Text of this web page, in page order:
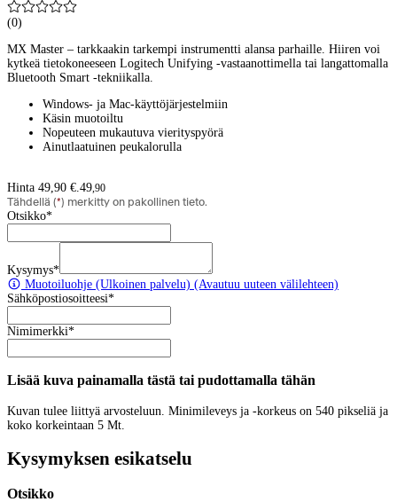
(0)
MX Master – tarkkaakin tarkempi instrumentti alansa parhaille. Hiiren voi
kytkeä tietokoneeseen Logitech Unifying -vastaanottimella tai langattomalla
Bluetooth Smart -tekniikalla.
Windows- ja Mac-käyttöjärjestelmiin
Käsin muotoiltu
Nopeuteen mukautuva vierityspyörä
Ainutlaatuinen peukalorulla
Hinta 49,90 €. 49,90
Tähdellä (*) merkitty on pakollinen tieto.
Otsikko*
Kysymys*
Muotoiluohje (Ulkoinen palvelu) (Avautuu uuteen välilehteen)
Sähköpostiosoitteesi*
Nimimerkki*
Lisää kuva painamalla tästä tai pudottamalla tähän
Kuvan tulee liittyä arvosteluun. Minimileveys ja -korkeus on 540 pikseliä ja
koko korkeintaan 5 Mt.
Kysymyksen esikatselu
Otsikko